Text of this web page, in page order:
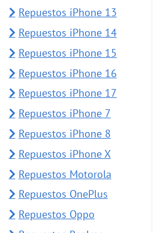
Repuestos iPhone 13
Repuestos iPhone 14
Repuestos iPhone 15
Repuestos iPhone 16
Repuestos iPhone 17
Repuestos iPhone 7
Repuestos iPhone 8
Repuestos iPhone X
Repuestos Motorola
Repuestos OnePlus
Repuestos Oppo